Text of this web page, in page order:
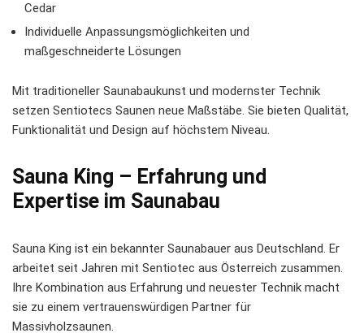
Cedar
Individuelle Anpassungsmöglichkeiten und
maßgeschneiderte Lösungen
Mit traditioneller Saunabaukunst und modernster Technik
setzen Sentiotecs Saunen neue Maßstäbe. Sie bieten Qualität,
Funktionalität und Design auf höchstem Niveau.
Sauna King – Erfahrung und
Expertise im Saunabau
Sauna King ist ein bekannter Saunabauer aus Deutschland. Er
arbeitet seit Jahren mit Sentiotec aus Österreich zusammen.
Ihre Kombination aus Erfahrung und neuester Technik macht
sie zu einem vertrauenswürdigen Partner für
Massivholzsaunen.